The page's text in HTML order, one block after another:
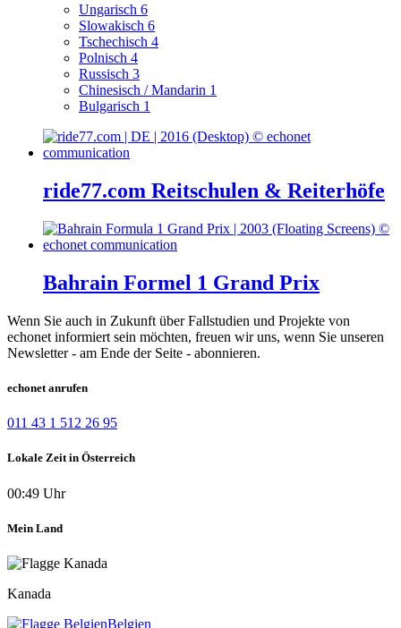
Ungarisch 6
Slowakisch 6
Tschechisch 4
Polnisch 4
Russisch 3
Chinesisch / Mandarin 1
Bulgarisch 1
ride77.com Reitschulen & Reiterhöfe
Bahrain Formel 1 Grand Prix
Wenn Sie auch in Zukunft über Fallstudien und Projekte von
echonet informiert sein möchten, freuen wir uns, wenn Sie unseren
Newsletter - am Ende der Seite - abonnieren.
echonet anrufen
011 43 1 512 26 95
Lokale Zeit in Österreich
00:49 Uhr
Mein Land
Kanada
Belgien